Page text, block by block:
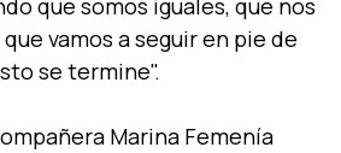
que somos iguales, que nos
vamos a seguir en pie de
se termine".
Marina Femení­a